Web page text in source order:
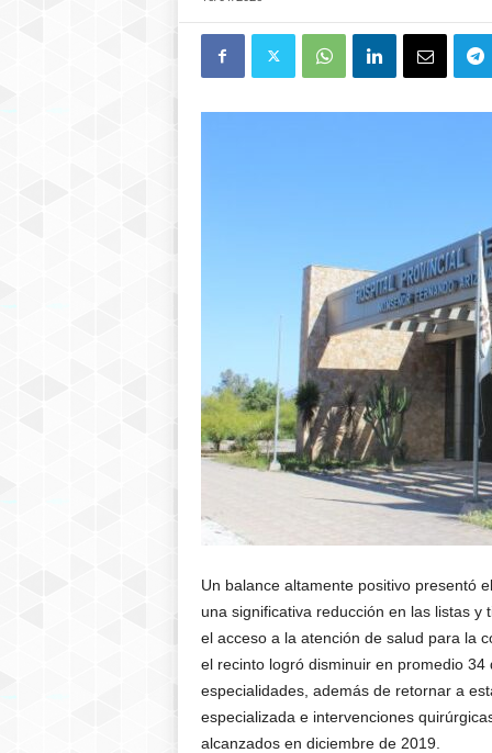
Un balance altamente positivo presentó
una significativa reducción en las listas
el acceso a la atención de salud para la
el recinto logró disminuir en promedio
especialidades, además de retornar a
especializada e intervenciones
alcanzados en diciembre de 2019.